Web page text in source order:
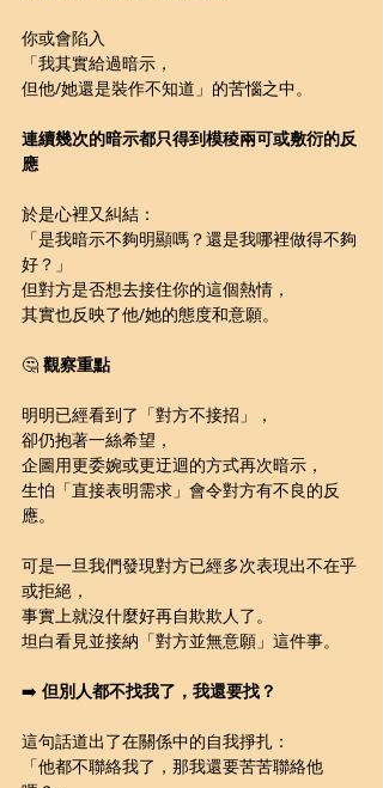
你或會陷入
「我其實給過暗示，
但他/她還是裝作不知道」的苦惱之中。
連續幾次的暗示都只得到模稜兩可或敷衍的反
應
於是心裡又糾結：
「是我暗示不夠明顯嗎？還是我哪裡做得不夠
好？」
但對方是否想去接住你的這個熱情，
其實也反映了他/她的態度和意願。
🤔 觀察重點
明明已經看到了「對方不接招」，
卻仍抱著一絲希望，
企圖用更委婉或更迂迴的方式再次暗示，
生怕「直接表明需求」會令對方有不良的反
應。
可是一旦我們發現對方已經多次表現出不在乎
或拒絕，
事實上就沒什麼好再自欺欺人了。
坦白看見並接納「對方並無意願」這件事。
➡️ 但別人都不找我了，我還要找？
這句話道出了在關係中的自我掙扎：
「他都不聯絡我了，那我還要苦苦聯絡他